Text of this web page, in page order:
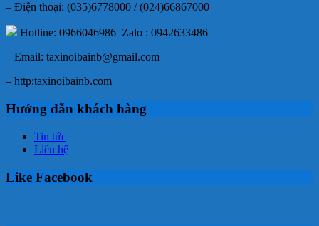
– Điện thoại: (035)6778000 / (024)66867000
Hotline: 0966046986 Zalo : 0942633486
– Email: taxinoibainb@gmail.com
– http:taxinoibainb.com
Hướng dẫn khách hàng
Tin tức
Liên hệ
Like Facebook